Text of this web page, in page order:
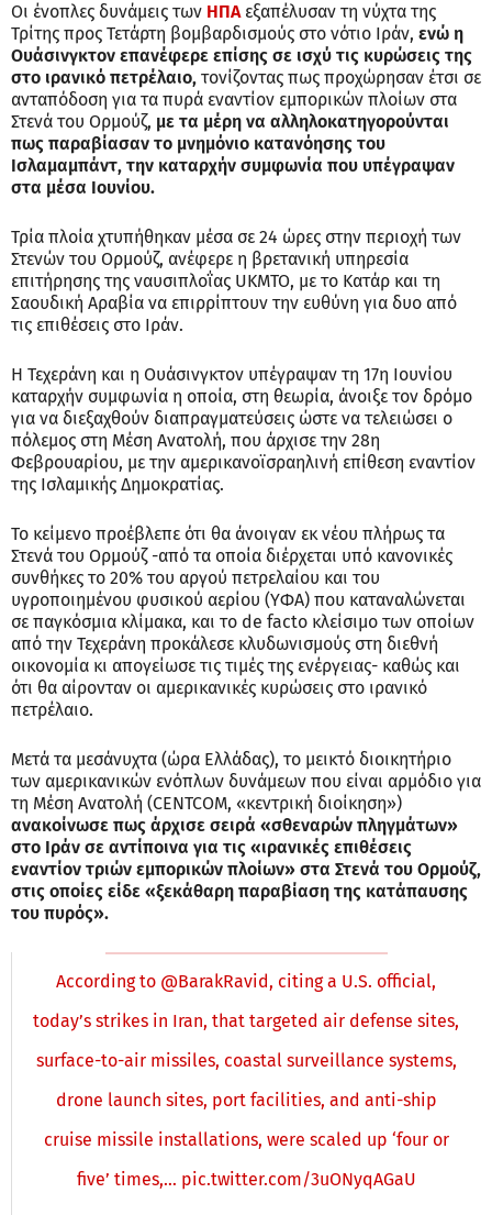
Οι ένοπλες δυνάμεις των ΗΠΑεξαπέλυσαν τη νύχτα της
Τρίτης προς Τετάρτη βομβαρδισμούς στο νότιο Ιράν, ενώ η
Ουάσινγκτον επανέφερε επίσης σε ισχύ τις κυρώσεις της
στο ιρανικό πετρέλαιο, τονίζοντας πως προχώρησαν έτσι σε
ανταπόδοση για τα πυρά εναντίον εμπορικών πλοίων στα
Στενά του Ορμούζ, με τα μέρη να αλληλοκατηγορούνται
πως παραβίασαν το μνημόνιο κατανόησης του
Ισλαμαμπάντ, την καταρχήν συμφωνία που υπέγραψαν
στα μέσα Ιουνίου.
Τρία πλοία χτυπήθηκαν μέσα σε 24 ώρες στην περιοχή των
Στενών του Ορμούζ, ανέφερε η βρετανική υπηρεσία
επιτήρησης της ναυσιπλοΐας UKMTO, με το Κατάρ και τη
Σαουδική Αραβία να επιρρίπτουν την ευθύνη για δυο από
τις επιθέσεις στο Ιράν.
Η Τεχεράνη και η Ουάσινγκτον υπέγραψαν τη 17η Ιουνίου
καταρχήν συμφωνία η οποία, στη θεωρία, άνοιξε τον δρόμο
για να διεξαχθούν διαπραγματεύσεις ώστε να τελειώσει ο
πόλεμος στη Μέση Ανατολή, που άρχισε την 28η
Φεβρουαρίου, με την αμερικανοϊσραηλινή επίθεση εναντίον
της Ισλαμικής Δημοκρατίας.
Το κείμενο προέβλεπε ότι θα άνοιγαν εκ νέου πλήρως τα
Στενά του Ορμούζ -από τα οποία διέρχεται υπό κανονικές
συνθήκες το 20% του αργού πετρελαίου και του
υγροποιημένου φυσικού αερίου (ΥΦΑ) που καταναλώνεται
σε παγκόσμια κλίμακα, και το de facto κλείσιμο των οποίων
από την Τεχεράνη προκάλεσε κλυδωνισμούς στη διεθνή
οικονομία κι απογείωσε τις τιμές της ενέργειας- καθώς και
ότι θα αίρονταν οι αμερικανικές κυρώσεις στο ιρανικό
πετρέλαιο.
Μετά τα μεσάνυχτα (ώρα Ελλάδας), το μεικτό διοικητήριο
των αμερικανικών ενόπλων δυνάμεων που είναι αρμόδιο για
τη Μέση Ανατολή (CENTCOM, «κεντρική διοίκηση»)
ανακοίνωσε πως άρχισε σειρά «σθεναρών πληγμάτων»
στο Ιράν σε αντίποινα για τις «ιρανικές επιθέσεις
εναντίον τριών εμπορικών πλοίων» στα Στενά του Ορμούζ,
στις οποίες είδε «ξεκάθαρη παραβίαση της κατάπαυσης
του πυρός».
According to @BarakRavid, citing a U.S. official,
today’s strikes in Iran, that targeted air defense sites,
surface-to-air missiles, coastal surveillance systems,
drone launch sites, port facilities, and anti-ship
cruise missile installations, were scaled up ‘four or
five’ times,… pic.twitter.com/3uONyqAGaU